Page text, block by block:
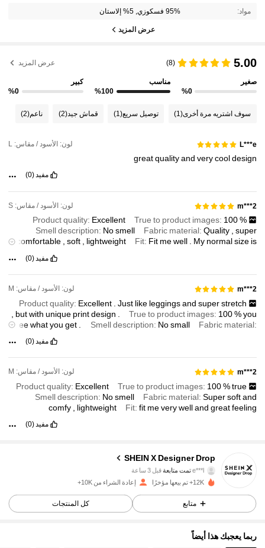
مواد: 95% فسكوزي, 5% إلاستان
عرض المزيد
5.00
(8) عرض المزيد
صغير
%0
مناسب
%100
كبير
%0
سوف اشتريه مرة أخرى(1) توصيل سريع(1) قماش جيد(2) ناعم(2)
L***e لون: الأسود / مقاس: L
greatqualityand verycooldesign
مفيد(0)
m***2 لون: الأسود / مقاس: S
Product quality: Excellent True to product images: 100%
Smell description: Nosmell Fabric material: Quality , super
comfortable , soft , lightweight Fit: Fit mewell . My normalsize is
مفيد (0)
m***2 لون: الأسود / مقاس: M
Product quality: Excellent .Just like leggingsandsuperstretch
butwith unique printdesign True to product images: 100%you
seewhatyouget Smell description: Nosmall
Fabric material:
meverywell
sizedown,becauseit'ssuperstretch
.
مفيد (0)
m***2 لون: الأسود / مقاس: M
Product quality: Excellent True to product images: 100%true
Smell description: Nosmell Fabric material: Supersoftand
comfy
lightweight Fit: fit meverywelland greatfeeling
مفيد (0)
SHEIN X Designer Drop
4.91
167K متابعون
e***lتمت متابعةقبل 3 ساعة
12K+ تم بيعها مؤخرًا إعادة الشراء من 10K+
متابع كل المنتجات
ربما يعجبك هذا أيضاً